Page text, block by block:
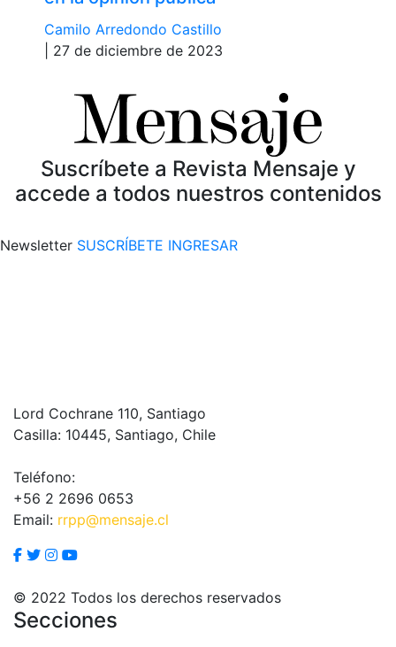
Camilo Arredondo Castillo
| 27 de diciembre de 2023
Suscríbete a Revista Mensaje y
accede a todos nuestros contenidos
Newsletter SUSCRÍBETE INGRESAR
Lord Cochrane 110, Santiago
Casilla: 10445, Santiago, Chile
Teléfono:
+56 2 2696 0653
Email: rrpp@mensaje.cl
© 2022 Todos los derechos reservados
Secciones